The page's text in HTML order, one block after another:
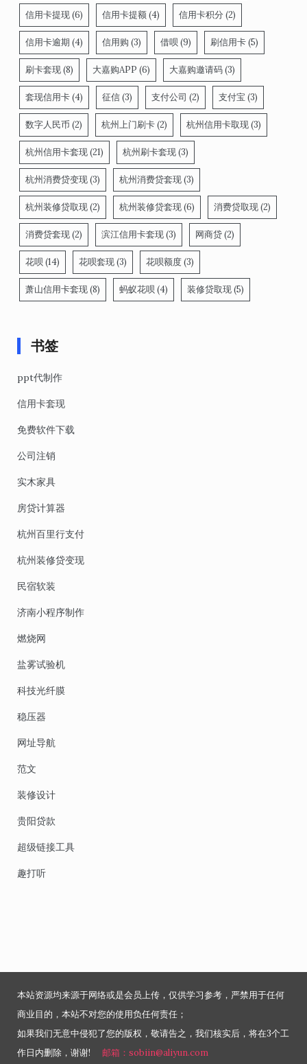
信用卡提现(6) 信用卡提额(4) 信用卡积分 (2)
信用卡逾期 (4) 信用购 (3) 借呗 (9) 刷信用卡(5)
刷卡套现(8) 大嘉购APP (6) 大嘉购邀请码(3)
套现信用卡(4) 征信(3) 支付公司 (2) 支付宝 (3)
数字人民币 (2) 杭州上门刷卡(2) 杭州信用卡取现(3)
杭州信用卡套现(21) 杭州刷卡套现(3)
杭州消费贷变现(3) 杭州消费贷套现(3)
杭州装修贷取现(2) 杭州装修贷套现(6) 消费贷取现(2)
消费贷套现(2) 滨江信用卡套现(3) 网商贷(2)
花呗 (14) 花呗套现(3) 花呗额度(3)
萧山信用卡套现(8) 蚂蚁花呗 (4) 装修贷取现(5)
书签
ppt代制作
信用卡套现
免费软件下载
公司注销
实木家具
房贷计算器
杭州百里行支付
杭州装修贷变现
民宿软装
济南小程序制作
燃烧网
盐雾试验机
科技光纤膜
稳压器
网址导航
范文
装修设计
贵阳贷款
超级链接工具
趣打听
本站资源均来源于网络或是会员上传，仅供学习参考，严禁用于任何
商业目的，本站不对您的使用负任何责任；
如果我们无意中侵犯了您的版权，敬请告之，我们核实后，将在3个工
作日内删除，谢谢! 邮箱：sobiin@aliyun.com